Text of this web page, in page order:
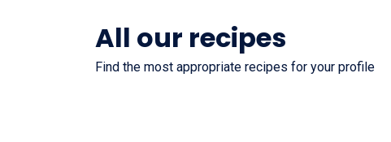
All our recipes
Find the most appropriate recipes for your profile